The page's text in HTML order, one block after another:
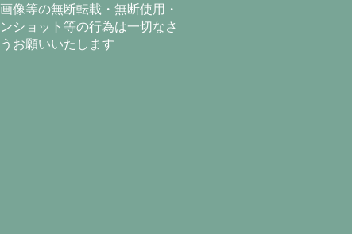
像等の無断転載・無断使用・
ショット等の行為は一切なさ
お願いいたします